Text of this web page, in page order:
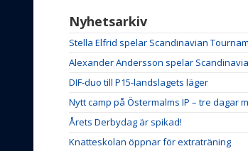
Nyhetsarkiv
Stella Elfrid spelar Scandinavian
Alexander Andersson spelar
DIF-duo till P15-landslagets läger
Nytt camp på Östermalms IP – tre dagar
Årets Derbydag är spikad!
Knatteskolan öppnar för extraträning